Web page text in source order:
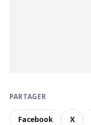
PARTAGER
Facebook X